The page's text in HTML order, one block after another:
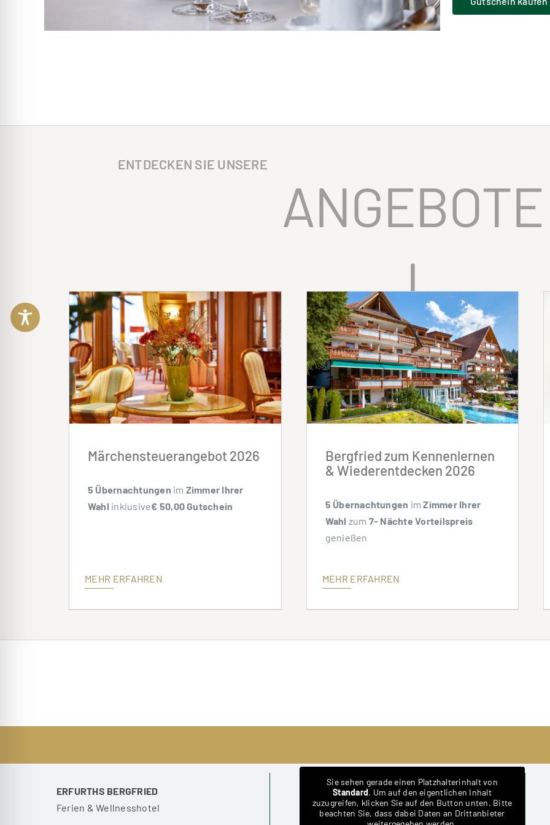
ENTDECKEN SIE UNSERE
ANGEBOTE
|
Märchensteuerangebot 2026
5 Übernachtungen im Zimmer Ihrer
Wahl inklusive€ 50,00 Gutschein
MEHR ERFAHREN
Bergfried zum Kennenlernen
& Wiederentdecken 2026
5 Übernachtungen imZimmer Ihrer
Wahl zum 7- Nächte Vorteilspreis
genießen
MEHR ERFAHREN
ERFURTHS BERGFRIED
Ferien & Wellnesshotel
Sie sehen gerade einen Platzhalterinhalt von
Standard. Um auf den eigentlichen Inhalt
zuzugreifen, klicken Sie auf den Button unten. Bitte
beachten Sie, dass dabei Daten an Drittanbieter